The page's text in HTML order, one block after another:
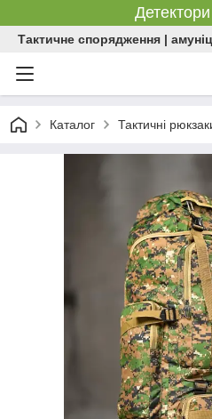
Тактичне спорядження |
Каталог Тактичні